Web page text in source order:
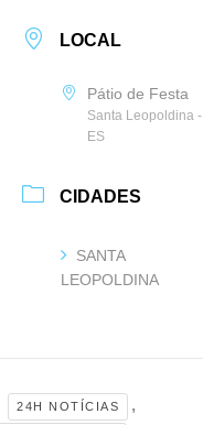
LOCAL
Pátio de Festa
Santa Leopoldina -
ES
CIDADES
SANTA
LEOPOLDINA
24H NOTÍCIAS ,